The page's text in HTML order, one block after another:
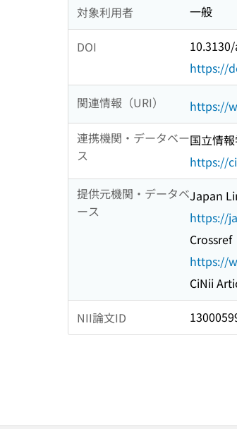
対象利用者 一般
DOI
https://
関連情報（URI）
https://
連携機関・データベー
ス
国立情
https://
提供元機関・データベ
ース
Japan
https://
Crossref
https://
CiNii
NII論文ID